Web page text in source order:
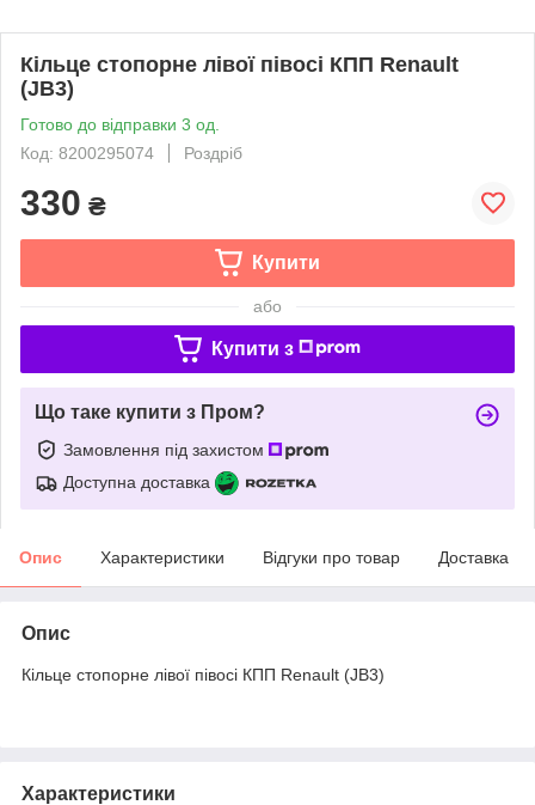
Кільце стопорне лівої півосі КПП Renault
(JB3)
Готово до відправки 3 од.
Код: 8200295074
Роздріб
330 ₴
Купити
або
Купити з
Що таке купити з Пром?
Замовлення під захистом
Доступна доставка
Опис Характеристики Відгуки про товар Доставка
Опис
Кільце стопорне лівої півосі КПП Renault (JB3)
Характеристики